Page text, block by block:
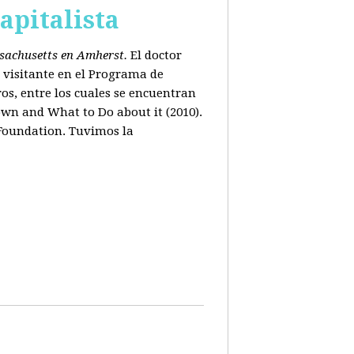
en Amherst. El doctor
visitante en el Programa de
entre los cuales se encuentran
and What to Do about it (2010).
Tuvimos la